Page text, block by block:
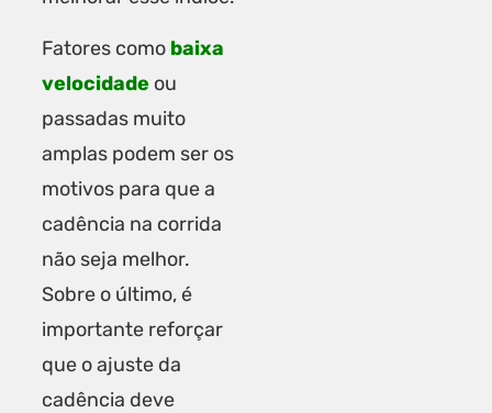
Fatores como baixa
velocidade ou
passadas muito
amplas podem ser os
motivos para que a
cadência na corrida
não seja melhor.
Sobre o último, é
importante reforçar
que o ajuste da
cadência deve